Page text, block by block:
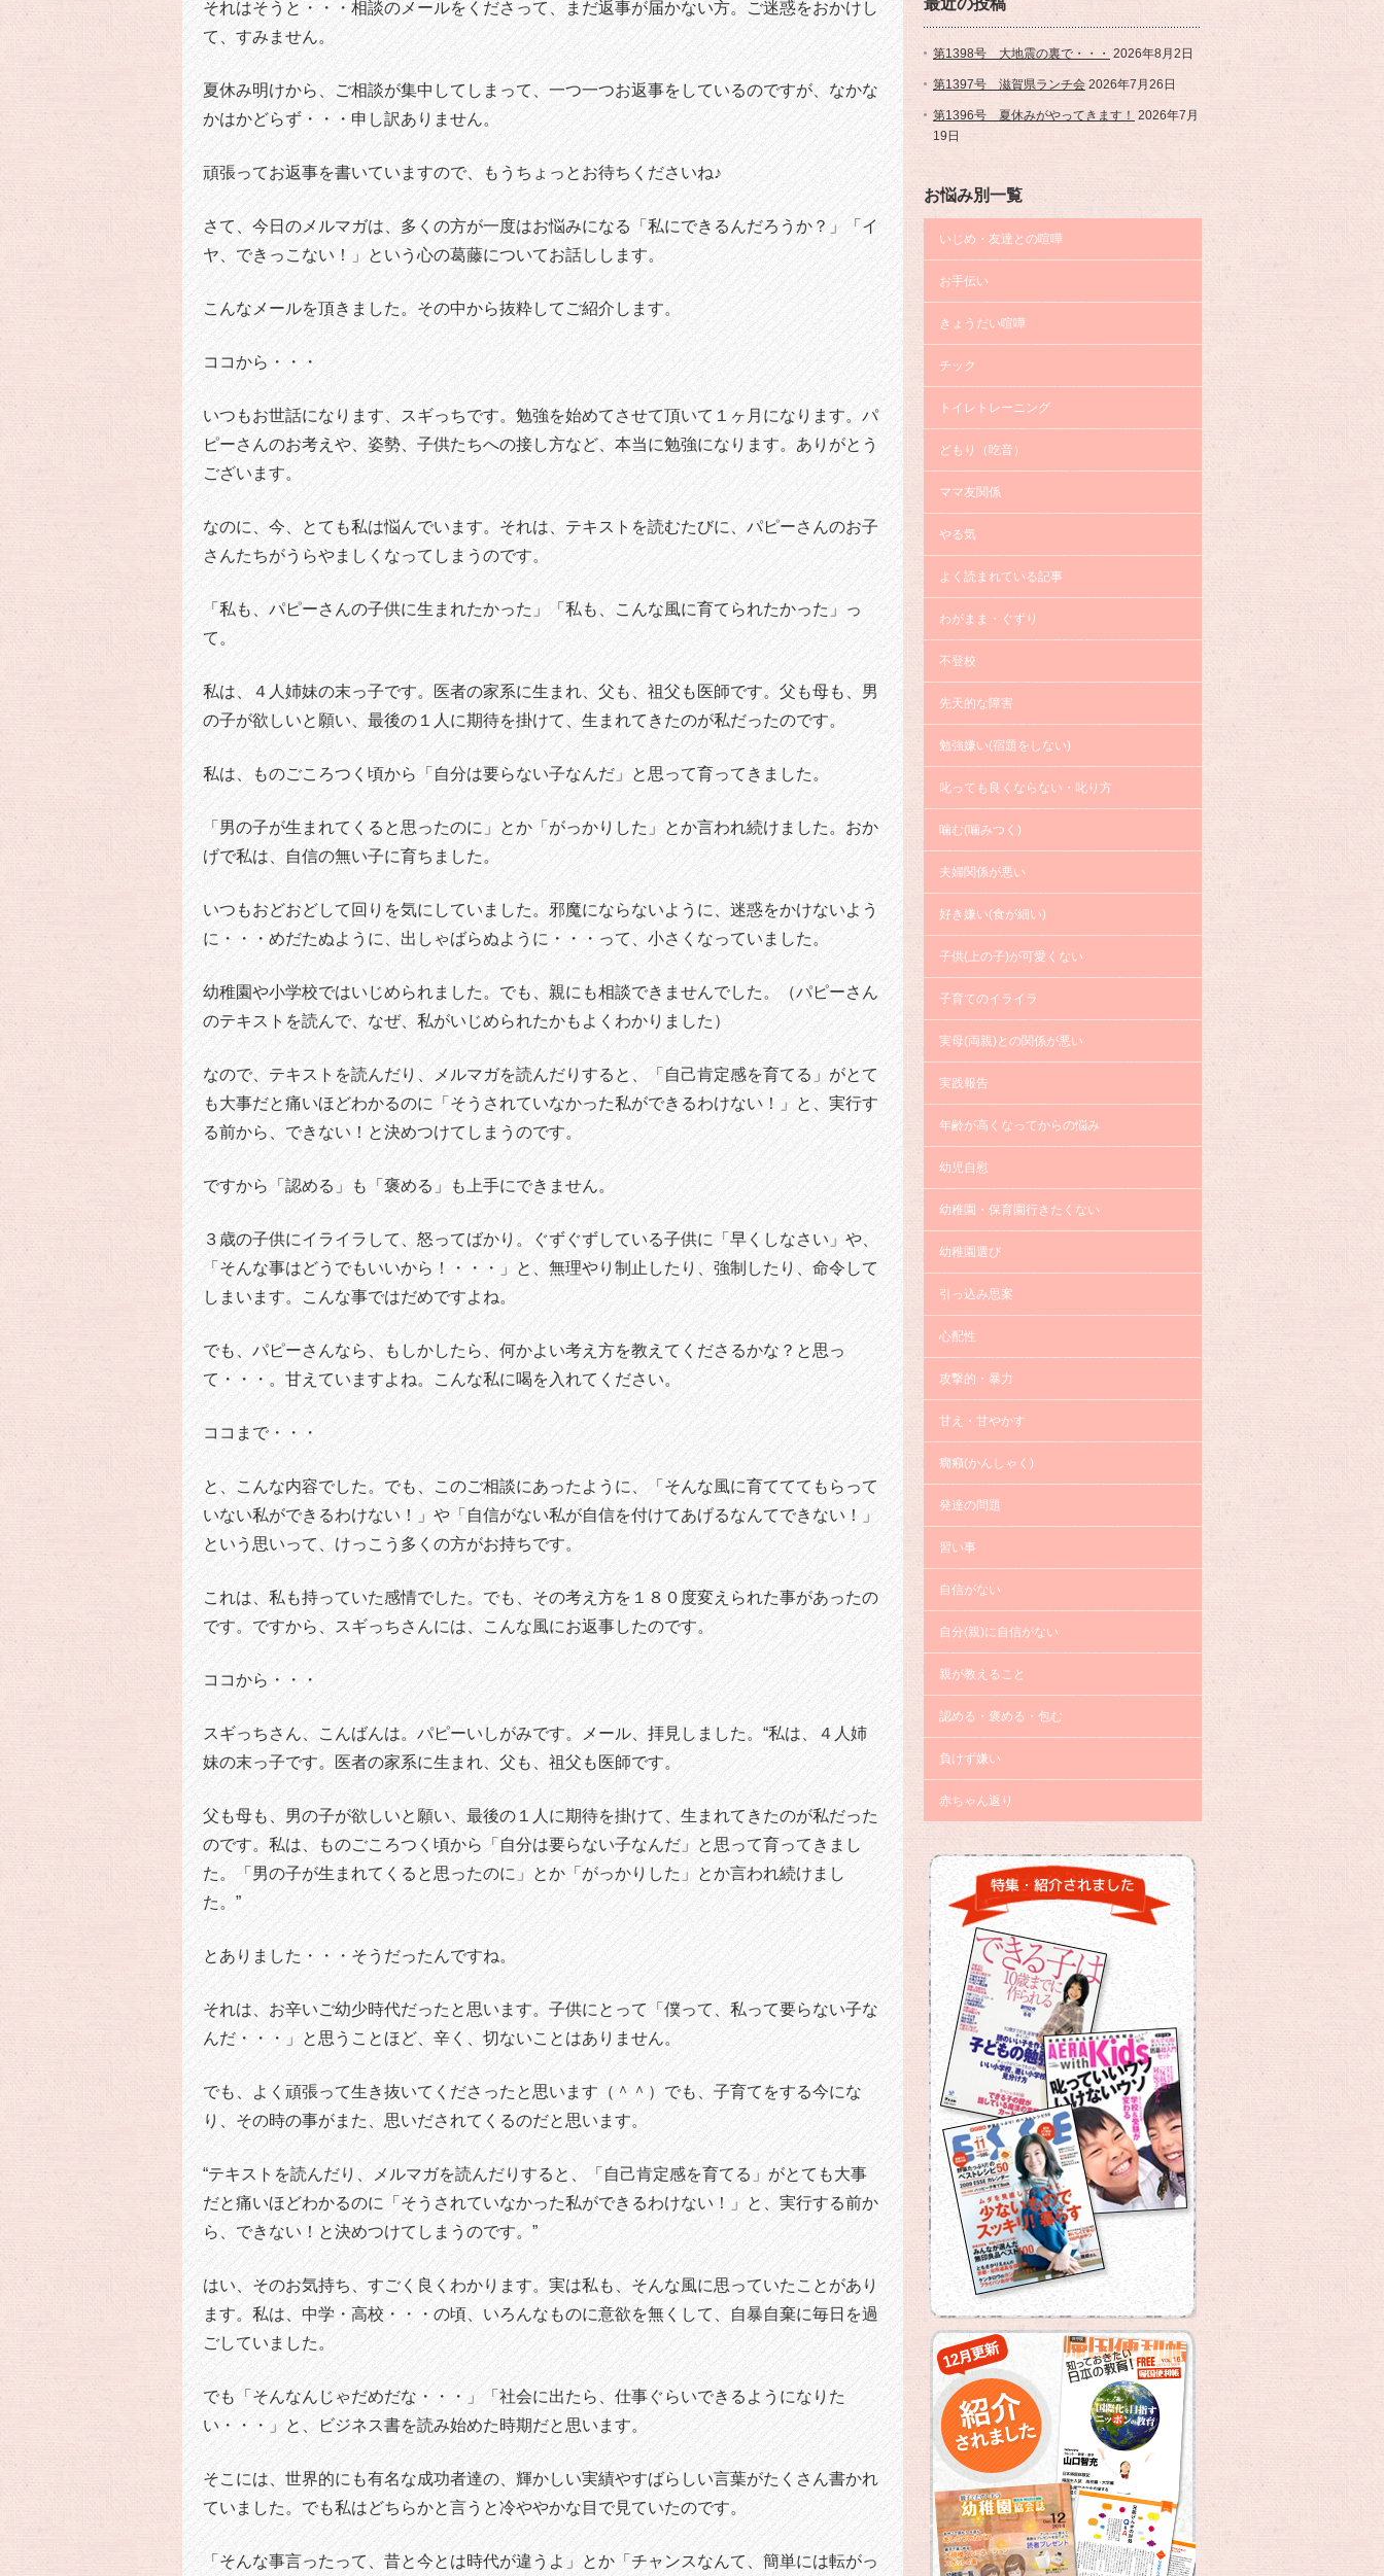
それはそうと・・・相談のメールをくださって、まだ返事が届かない方。ご迷惑をおかけし
て、すみません。
夏休み明けから、ご相談が集中してしまって、一つ一つお返事をしているのですが、なかな
かはかどらず・・・申し訳ありません。
頑張ってお返事を書いていますので、もうちょっとお待ちくださいね♪
さて、今日のメルマガは、多くの方が一度はお悩みになる「私にできるんだろうか？」「イ
ヤ、できっこない！」という心の葛藤についてお話しします。
こんなメールを頂きました。その中から抜粋してご紹介します。
ココから・・・
いつもお世話になります、スギっちです。勉強を始めてさせて頂いて１ヶ月になります。パ
ピーさんのお考えや、姿勢、子供たちへの接し方など、本当に勉強になります。ありがとう
ございます。
なのに、今、とても私は悩んでいます。それは、テキストを読むたびに、パピーさんのお子
さんたちがうらやましくなってしまうのです。
「私も、パピーさんの子供に生まれたかった」「私も、こんな風に育てられたかった」っ
て。
私は、４人姉妹の末っ子です。医者の家系に生まれ、父も、祖父も医師です。父も母も、男
の子が欲しいと願い、最後の１人に期待を掛けて、生まれてきたのが私だったのです。
私は、ものごころつく頃から「自分は要らない子なんだ」と思って育ってきました。
「男の子が生まれてくると思ったのに」とか「がっかりした」とか言われ続けました。おか
げで私は、自信の無い子に育ちました。
いつもおどおどして回りを気にしていました。邪魔にならないように、迷惑をかけないよう
に・・・めだたぬように、出しゃばらぬように・・・って、小さくなっていました。
幼稚園や小学校ではいじめられました。でも、親にも相談できませんでした。（パピーさん
のテキストを読んで、なぜ、私がいじめられたかもよくわかりました）
なので、テキストを読んだり、メルマガを読んだりすると、「自己肯定感を育てる」がとて
も大事だと痛いほどわかるのに「そうされていなかった私ができるわけない！」と、実行す
る前から、できない！と決めつけてしまうのです。
ですから「認める」も「褒める」も上手にできません。
３歳の子供にイライラして、怒ってばかり。ぐずぐずしている子供に「早くしなさい」や、
「そんな事はどうでもいいから！・・・」と、無理やり制止したり、強制したり、命令して
しまいます。こんな事ではだめですよね。
でも、パピーさんなら、もしかしたら、何かよい考え方を教えてくださるかな？と思っ
て・・・。甘えていますよね。こんな私に喝を入れてください。
ココまで・・・
と、こんな内容でした。でも、このご相談にあったように、「そんな風に育てててもらって
いない私ができるわけない！」や「自信がない私が自信を付けてあげるなんてできない！」
という思いって、けっこう多くの方がお持ちです。
これは、私も持っていた感情でした。でも、その考え方を１８０度変えられた事があったの
です。ですから、スギっちさんには、こんな風にお返事したのです。
ココから・・・
スギっちさん、こんばんは。パピーいしがみです。メール、拝見しました。“私は、４人姉
妹の末っ子です。医者の家系に生まれ、父も、祖父も医師です。
父も母も、男の子が欲しいと願い、最後の１人に期待を掛けて、生まれてきたのが私だった
のです。私は、ものごころつく頃から「自分は要らない子なんだ」と思って育ってきまし
た。「男の子が生まれてくると思ったのに」とか「がっかりした」とか言われ続けまし
た。”
とありました・・・そうだったんですね。
それは、お辛いご幼少時代だったと思います。子供にとって「僕って、私って要らない子な
んだ・・・」と思うことほど、辛く、切ないことはありません。
でも、よく頑張って生き抜いてくださったと思います（＾＾）でも、子育てをする今にな
り、その時の事がまた、思いだされてくるのだと思います。
“テキストを読んだり、メルマガを読んだりすると、「自己肯定感を育てる」がとても大事
だと痛いほどわかるのに「そうされていなかった私ができるわけない！」と、実行する前か
ら、できない！と決めつけてしまうのです。”
はい、そのお気持ち、すごく良くわかります。実は私も、そんな風に思っていたことがあり
ます。私は、中学・高校・・・の頃、いろんなものに意欲を無くして、自暴自棄に毎日を過
ごしていました。
でも「そんなんじゃだめだな・・・」「社会に出たら、仕事ぐらいできるようになりた
い・・・」と、ビジネス書を読み始めた時期だと思います。
そこには、世界的にも有名な成功者達の、輝かしい実績やすばらしい言葉がたくさん書かれ
ていました。でも私はどちらかと言うと冷ややかな目で見ていたのです。
「そんな事言ったって、昔と今とは時代が違うよ」とか「チャンスなんて、簡単には転がっ
最近の投稿
第1398号 大地震の裏で・・・ 2026年8月2日
第1397号 滋賀県ランチ会 2026年7月26日
第1396号 夏休みがやってきます！ 2026年7月
19日
お悩み別一覧
いじめ・友達との喧嘩
お手伝い
きょうだい喧嘩
チック
トイレトレーニング
どもり（吃音）
ママ友関係
やる気
よく読まれている記事
わがまま・ぐずり
不登校
先天的な障害
勉強嫌い(宿題をしない)
叱っても良くならない・叱り方
噛む(噛みつく)
夫婦関係が悪い
好き嫌い(食が細い)
子供(上の子)が可愛くない
子育てのイライラ
実母(両親)との関係が悪い
実践報告
年齢が高くなってからの悩み
幼児自慰
幼稚園・保育園行きたくない
幼稚園選び
引っ込み思案
心配性
攻撃的・暴力
甘え・甘やかす
癇癪(かんしゃく)
発達の問題
習い事
自信がない
自分(親)に自信がない
親が教えること
認める・褒める・包む
負けず嫌い
赤ちゃん返り